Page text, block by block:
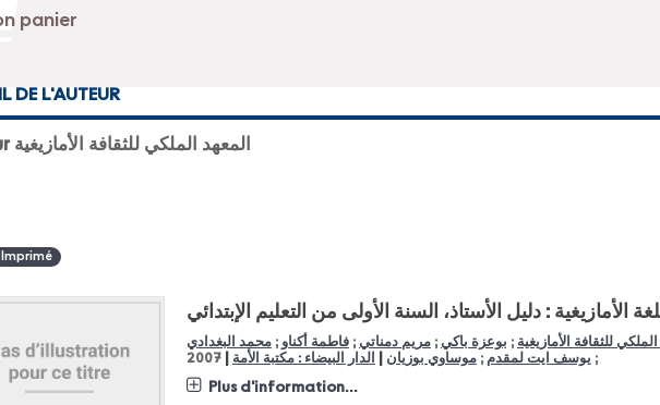
DE L'AUTEUR
Auteur المعهد الملكي للثقافة الأمازيغية
الأمازيغية : دليل الأستاذ، السنة الأولى من التعليم الإبتدائي
الملكي للثقافة الأمازيغية ; بوعزة باكي ;مريم دمناتي ;فاطمة أكناو ;محمد البغدادي
; يوسف ايت لمقدم ;موساوي بوزيان الدار البيضاء : مكتبة الأمة |
2007
Plus d'information...